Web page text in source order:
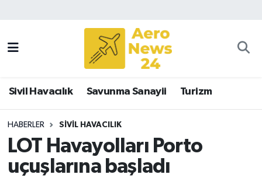
Sivil Havacılık Savunma Sanayii Turizm
HABERLER SIVIL HAVACILIK
LOT Havayolları Porto
uçuşlarına başladı